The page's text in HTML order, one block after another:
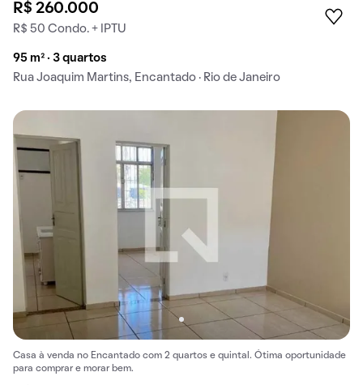
R$ 260.000
R$ 50 Condo. + IPTU
95 m² · 3 quartos
Rua Joaquim Martins, Encantado · Rio de Janeiro
Casa à venda no Encantado com 2 quartos e quintal. Ótima oportunidade
para comprar e morar bem.